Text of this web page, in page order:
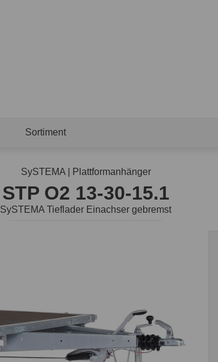
Sortiment
SySTEMA | Plattformanhänger
STP O2 13-30-15.1
SySTEMA Tieflader Einachser gebremst